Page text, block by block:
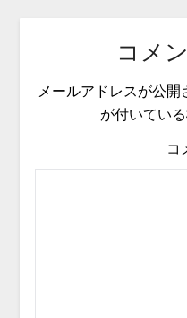
コメ
メールアドレスが公開
が付いてい
コ